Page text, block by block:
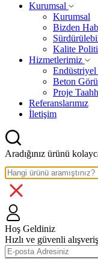
Kurumsal
Kurumsal
Bizden
Kalite
Hizmetlerimiz
Endüstriyel
Beton
Proje
Referanslarımız
İletişim
Aradığınız ürünü
Hoş Geldiniz
Hızlı ve güvenli